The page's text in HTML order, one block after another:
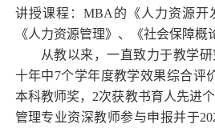
讲授课程：MBA的《人力资源开
《人力资源管理》、《社会保障概
从教以来，一直致力于教学
十年中7个学年度教学效果综合评
本科教师奖，2次获教书育人先进
管理专业资深教师参与申报并于